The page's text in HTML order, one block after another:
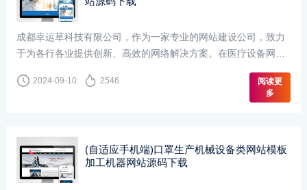
成都幸运草科技有限公司，作为一家专业的网站建设公司，致力
于为各行各业提供创新、高效的网络解决方案。在医疗设备网站
2024-09-10 2546
阅读更
多
(自适应手机端)口罩生产机械设备类网站模板
加工机器网站源码下载